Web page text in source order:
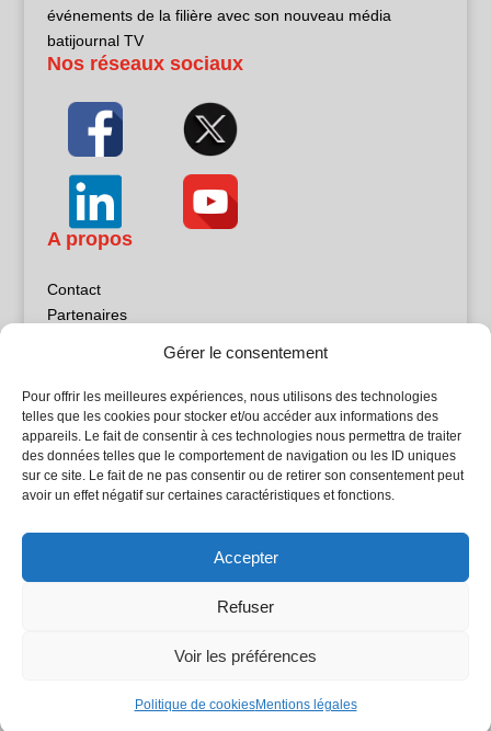
Gérer le consentement
Pour offrir les meilleures expériences, nous utilisons des technologies
telles que les cookies pour stocker et/ou accéder aux informations des
appareils. Le fait de consentir à ces technologies nous permettra de traiter
des données telles que le comportement de navigation ou les ID uniques
sur ce site. Le fait de ne pas consentir ou de retirer son consentement peut
avoir un effet négatif sur certaines caractéristiques et fonctions.
Accepter
Refuser
Voir les préférences
Politique de cookiesMentions légales
événements de la filière avec son nouveau média
batijournal TV
Nos réseaux sociaux
A propos
Contact
Partenaires
Politique de confidentialité
Sites partenaires
5Façades
Atrium Patrimoine
L'Atelier Bois
© Batijournal 2024